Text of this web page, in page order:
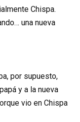
Chispa.
una nueva
por supuesto,
y a la nueva
vio en Chispa